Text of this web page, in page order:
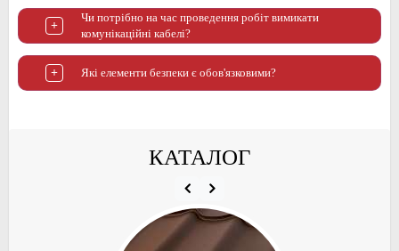
Чи потрібно на час проведення робіт вимикати
комунікаційні кабелі?
Які елементи безпеки є обов'язковими?
КАТАЛОГ